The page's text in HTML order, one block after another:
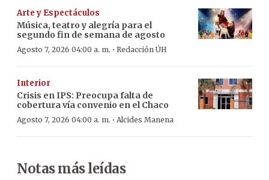
Arte y Espectáculos
Música, teatro y alegría para el
segundo fin de semana de agosto
Agosto 7, 2026 04:00 a. m. · Redacción ÚH
Interior
Crisis en IPS: Preocupa falta de
cobertura vía convenio en el Chaco
Agosto 7, 2026 04:00 a. m. · Alcides Manena
Notas más leídas